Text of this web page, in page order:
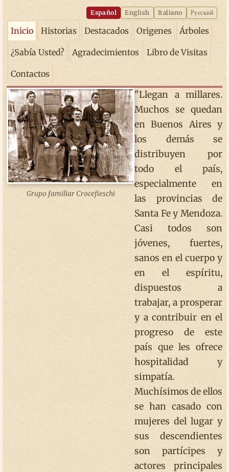
Español English Italiano Русский
Inicio Historias Destacados Origenes Árboles
¿Sabía Usted? Agradecimientos Libro de Visitas
Contactos
Grupo familiar Crocefieschi
"Llegan a millares.
Muchos se quedan
en Buenos Aires y
los demás se
distribuyen por
todo el país,
especialmente en
las provincias de
Santa Fe y Mendoza.
Casi todos son
jóvenes, fuertes,
sanos en el cuerpo y
en el espíritu,
dispuestos a
trabajar, a prosperar
y a contribuir en el
progreso de este
país que les ofrece
hospitalidad y
simpatía.
Muchísimos de ellos
se han casado con
mujeres del lugar y
sus descendientes
son partícipes y
actores principales